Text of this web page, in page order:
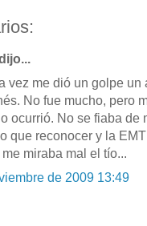
vez me dió un golpe
No fue mucho, pero
ocurrió. No se fiaba de
que reconocer y la
miraba mal el tío...
de 2009 13:49